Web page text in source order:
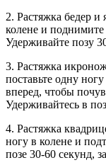
2. Растяжка бедер и
колене и
Удерживайте позу
3. Растяжка
поставьте одну
вперед, чтобы
Удерживайтесь в
4. Растяжка
ногу в колене и
позе 30-60 секунд,